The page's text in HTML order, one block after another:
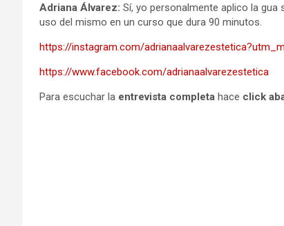
Adriana Álvarez: Sí, yo personalmente aplico la gua
uso del mismo en un curso que dura 90 minutos.
https://instagram.com/
https://www.facebook.com/adrianaalvarezestetica
Para escuchar la entrevista completa hace click